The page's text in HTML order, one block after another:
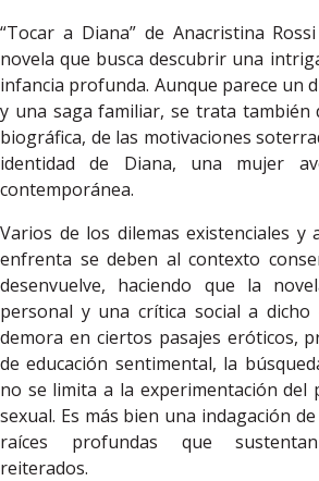
“Tocar a Diana” de Anacristina
novela que busca descubrir una
infancia profunda. Aunque parece un
y una saga familiar, se trata también
biográfica, de las motivaciones
identidad de Diana, una mujer
contemporánea.
Varios de los dilemas existenciales y
enfrenta se deben al contexto
desenvuelve, haciendo que la
personal y una crítica social a dicho
demora en ciertos pasajes eróticos,
de educación sentimental, la
no se limita a la experimentación del
sexual. Es más bien una indagación
raíces profundas que sustentan
reiterados.